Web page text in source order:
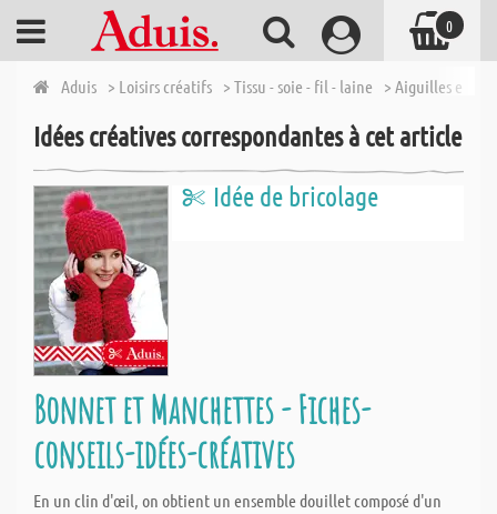
Aduis > Loisirs créatifs > Tissu - soie - fil - laine > Aiguilles et
Idées créatives correspondantes à cet article
Idée de bricolage
Bonnet et Manchettes - Fiches-
conseils-idées-créatives
En un clin d'œil, on obtient un ensemble douillet composé d'un
0